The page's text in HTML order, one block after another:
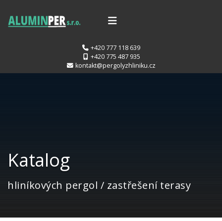
+420 777 118 639
+420 775 487 935
kontakt@pergolyzhliniku.cz
Katalog
hliníkových pergol / zastřešení terasy